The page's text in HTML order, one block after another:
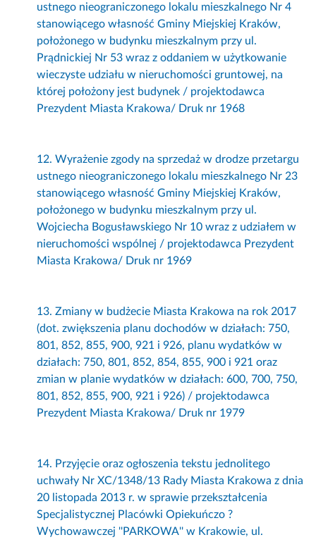
ustnego nieograniczonego lokalu mieszkalnego Nr 4
stanowiącego własność Gminy Miejskiej Kraków,
położonego w budynku mieszkalnym przy ul.
Prądnickiej Nr 53 wraz z oddaniem w użytkowanie
wieczyste udziału w nieruchomości gruntowej, na
której położony jest budynek / projektodawca
Prezydent Miasta Krakowa/ Druk nr 1968
12. Wyrażenie zgody na sprzedaż w drodze przetargu
ustnego nieograniczonego lokalu mieszkalnego Nr 23
stanowiącego własność Gminy Miejskiej Kraków,
położonego w budynku mieszkalnym przy ul.
Wojciecha Bogusławskiego Nr 10 wraz z udziałem w
nieruchomości wspólnej / projektodawca Prezydent
Miasta Krakowa/ Druk nr 1969
13. Zmiany w budżecie Miasta Krakowa na rok 2017
(dot. zwiększenia planu dochodów w działach: 750,
801, 852, 855, 900, 921 i 926, planu wydatków w
działach: 750, 801, 852, 854, 855, 900 i 921 oraz
zmian w planie wydatków w działach: 600, 700, 750,
801, 852, 855, 900, 921 i 926) / projektodawca
Prezydent Miasta Krakowa/ Druk nr 1979
14. Przyjęcie oraz ogłoszenia tekstu jednolitego
uchwały Nr XC/1348/13 Rady Miasta Krakowa z dnia
20 listopada 2013 r. w sprawie przekształcenia
Specjalistycznej Placówki Opiekuńczo ?
Wychowawczej ''PARKOWA'' w Krakowie, ul.